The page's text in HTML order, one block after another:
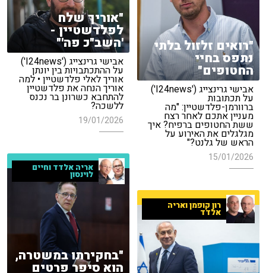
"אוריך שלח
לפלדשטיין -
'השב"כ פה'"
אבישי גרינצייג ('I24news')
על ההתכתבויות בין יונתן
אוריך לאלי פלדשטיין • למה
אוריך הנחה את פלדשטיין
להתחבא כשרונן בר נכנס
ללשכה?
19/01/2026
"רואים זלזול בלתי
נתפס בחיי
החטופים"
אבישי גרינצייג ('I24news')
על תכתובות
ברוורמן-פלדשטיין: "מה
מעניין אתכם לאחר רצח
ששת החטופים ברפיח? איך
מגלגלים את האירוע על
הראש של גלנט?"
15/01/2026
אריה אלדד וחיים
לוינסון
"בחקירתו במשטרה,
הוא סיפר פרטים
רון קופמן ואריה
אלדד